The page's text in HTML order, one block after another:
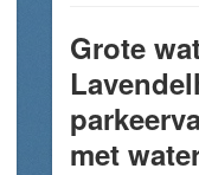
Grote
met